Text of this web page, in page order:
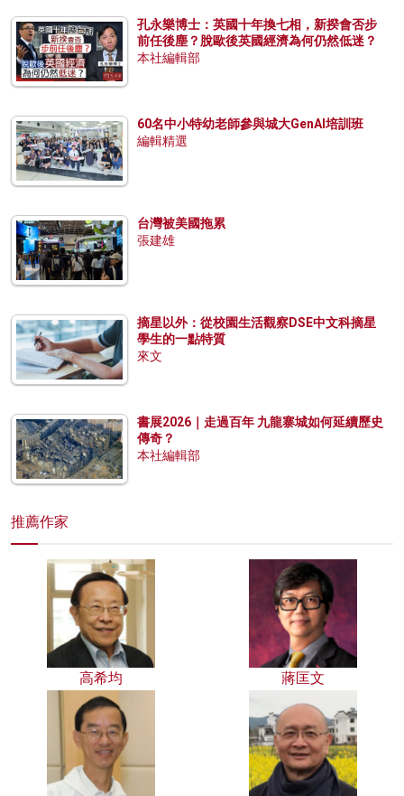
孔永樂博士：英國十年換七相，新揆會否步
前任後塵？脫歐後英國經濟為何仍然低迷？
本社編輯部
60名中小特幼老師參與城大GenAI培訓班
編輯精選
台灣被美國拖累
張建雄
摘星以外：從校園生活觀察DSE中文科摘星
學生的一點特質
來文
書展2026｜走過百年 九龍寨城如何延續歷史
傳奇？
本社編輯部
推薦作家
高希均 蔣匡文